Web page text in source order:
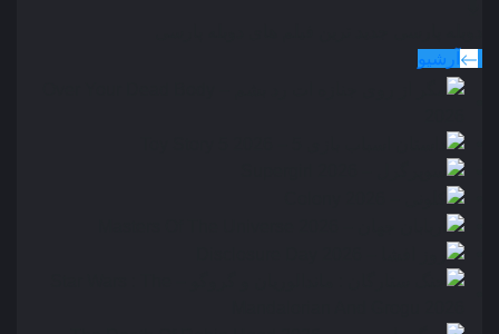
آرشیو